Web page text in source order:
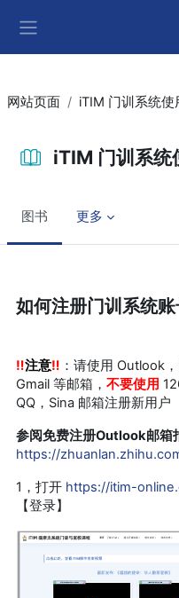
网站页面 iTIM 门训系统使
iTIM 门训系统
图书 更多
如何注册门训系统账
‼️注意‼️ ：请使用 Outlook
Gmail 等邮箱， 不要使用
QQ，Sina 邮箱注册新用户
参阅免费注册Outlook邮箱
https://
1，打开 https://itim-
【登录】